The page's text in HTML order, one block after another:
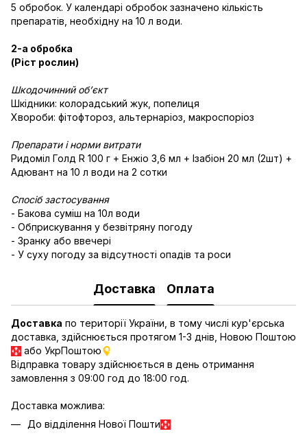
5 обробок. У календарі обробок зазначено кількість
препаратів, необхідну на 10 л води.
2-а обробка
(Ріст рослин)
Шкодочинний об’єкт
Шкідники: колорадський жук, попелиця
Хвороби: фітофтороз, альтернаріоз, макроспоріоз
Препарати і норми витрати
Ридоміл Голд R 100 г + Енжіо 3,6 мл + Ізабіон 20 мл (2шт) +
Адювант на 10 л води на 2 сотки
Спосіб застосування
- Бакова суміш на 10л води
- Обприскування у безвітряну погоду
- Зранку або ввечері
- У суху погоду за відсутності опадів та роси
Доставка Оплата
Доставка по території України, в тому числі кур'єрська
доставка, здійснюється протягом 1-3 днів, Новою Поштою
або УкрПоштою
Відправка товару здійснюється в день отримання
замовлення з 09:00 год до 18:00 год.
Доставка можлива:
До відділення Нової Пошти